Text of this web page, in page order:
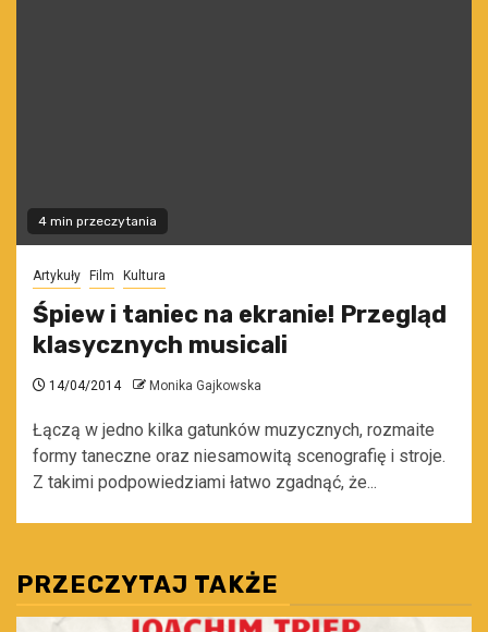
4 min przeczytania
Artykuły Film Kultura
Śpiew i taniec na ekranie! Przegląd
klasycznych musicali
14/04/2014 Monika Gajkowska
Łączą w jedno kilka gatunków muzycznych, rozmaite
formy taneczne oraz niesamowitą scenografię i stroje.
Z takimi podpowiedziami łatwo zgadnąć, że...
PRZECZYTAJ TAKŻE